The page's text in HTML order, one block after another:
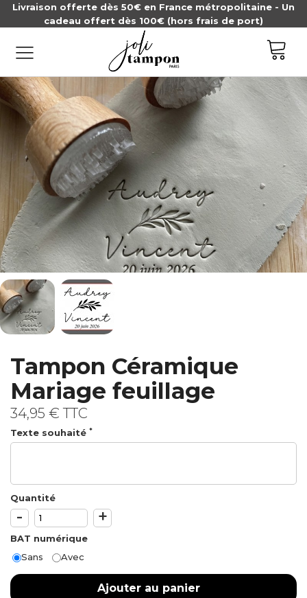
Livraison offerte dès 50€ en France métropolitaine - Un
cadeau offert dès 100€ (hors frais de port)
Tampon Céramique
Mariage feuillage
34,95 € TTC
Texte souhaité *
Quantité
- +
BAT numérique
Sans
Avec
Ajouter au panier